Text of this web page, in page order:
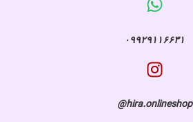
۰۹۹۲۹۱۱۶۶۳۱
hira.onlineshop@